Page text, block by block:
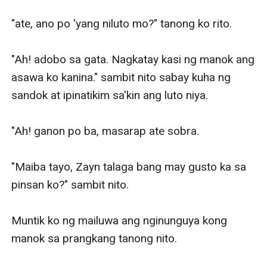
"ate, ano po 'yang niluto mo?" tanong ko rito.
"Ah! adobo sa gata. Nagkatay kasi ng manok ang
asawa ko kanina." sambit nito sabay kuha ng
sandok at ipinatikim sa'kin ang luto niya.
"Ah! ganon po ba, masarap ate sobra.
"Maiba tayo, Zayn talaga bang may gusto ka sa
pinsan ko?" sambit nito.
Muntik ko ng mailuwa ang nginunguya kong
manok sa prangkang tanong nito.